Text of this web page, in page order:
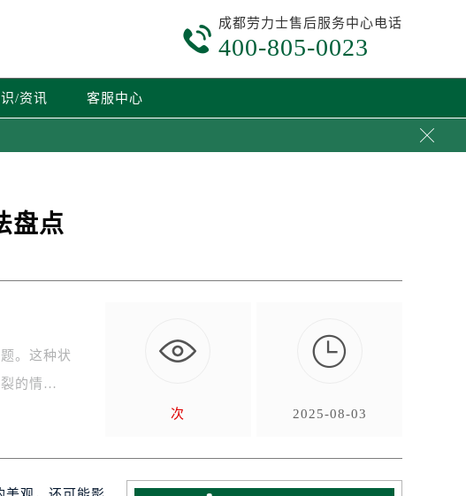

成都劳力士售后服务中心电话
400-805-0023
/资讯 客服中心

盘点
。这种状
裂的情…
次

2025-08-03